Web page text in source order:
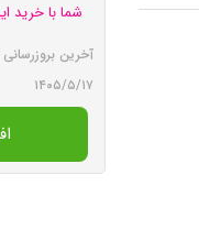
شما با خرید این محصول 2
آخرین
۱۴۰۵/۵/۱۷